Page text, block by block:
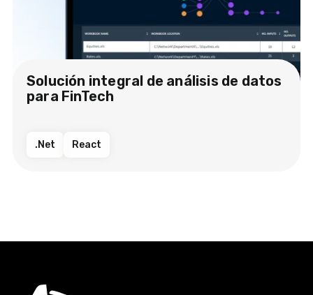
Solución integral de análisis de datos
para FinTech
.Net React